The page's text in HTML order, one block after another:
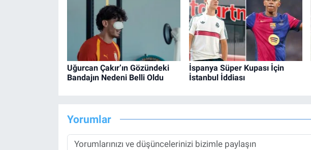
Uğurcan Çakır’ın Gözündeki
Bandajın Nedeni Belli Oldu
İspanya Süper Kupası İçin
İstanbul İddiası
Yorumlar